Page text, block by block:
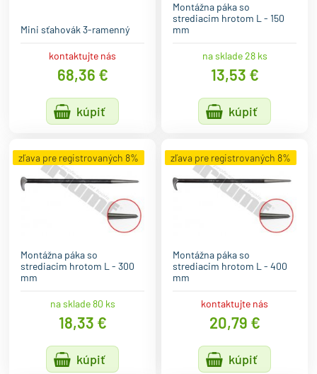
Mini sťahovák 3-ramenný
kontaktujte nás
68,36 €
kúpiť
Montážna páka so
strediacim hrotom L - 150
mm
na sklade 28 ks
13,53 €
kúpiť
zľava pre registrovaných 8%
Montážna páka so
strediacim hrotom L - 300
mm
na sklade 80 ks
18,33 €
kúpiť
zľava pre registrovaných 8%
Montážna páka so
strediacim hrotom L - 400
mm
kontaktujte nás
20,79 €
kúpiť